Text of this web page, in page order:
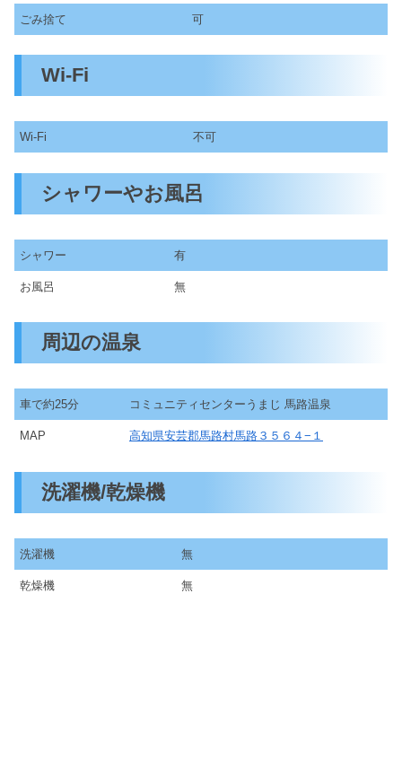
ごみ捨て 可
Wi-Fi
Wi-Fi 不可
シャワーやお風呂
シャワー 有
お風呂 無
周辺の温泉
車で約25分 コミュニティセンターうまじ 馬路温泉
MAP 高知県安芸郡馬路村馬路３５６４−１
洗濯機/乾燥機
洗濯機 無
乾燥機 無